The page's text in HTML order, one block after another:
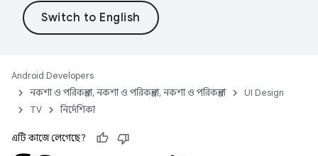
Android Developers
নকশা ও পরিকল্পনা, নকশা ও পরিকল্পনা, নকশা ও পরিকল্পনা
UI Design
TV
নির্দেশিকা
এটি কাজে লেগেছে?